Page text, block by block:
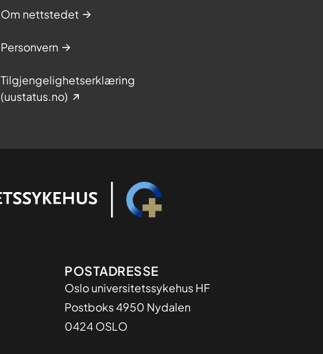
Om nettstedet
Personvern
Tilgjengelighetserklæring
(uustatus.no)
Adresse
POSTADRESSE
Oslo universitetssykehus HF
Postboks 4950 Nydalen
0424 OSLO